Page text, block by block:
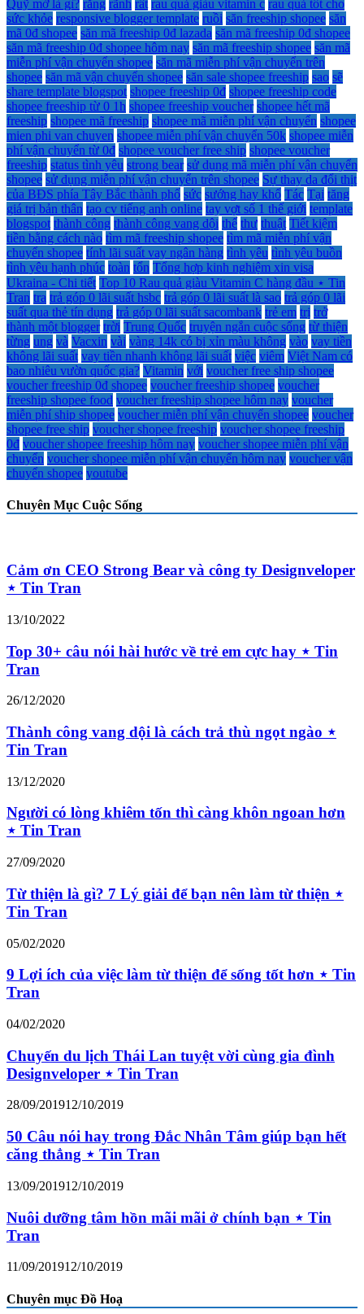
Quỹ mở là gì? răng rãnh rất rau quả giàu vitamin c rau quả tốt cho
sức khỏe responsive blogger template ruồi săn freeship shopee săn
mã 0đ shopee săn mã freeship 0đ lazada săn mã freeship 0đ shopee
săn mã freeship 0đ shopee hôm nay săn mã freeship shopee săn mã
miễn phí vận chuyển shopee săn mã miễn phí vận chuyển trên
shopee săn mã vận chuyển shopee săn sale shopee freeship sao sẽ
share template blogspot shopee freeship 0đ shopee freeship code
shopee freeship từ 0 1h shopee freeship voucher shopee hết mã
freeship shopee mã freeship shopee mã miễn phí vận chuyển shopee
mien phi van chuyen shopee miễn phí vận chuyển 50k shopee miễn
phí vận chuyển từ 0đ shopee voucher free ship shopee voucher
freeship status tình yêu strong bear sử dụng mã miễn phí vận chuyển
shopee sử dụng miễn phí vận chuyển trên shopee Sự thay da đổi thịt
của BĐS phía Tây Bắc thành phố sức sướng hay khổ Tác Tại tăng
giá trị bản thân tạo cv tiếng anh online tay vợt số 1 thế giới template
blogspot thành công thành công vang dội thế thư thuật Tiết kiệm
tiền bằng cách nào tìm mã freeship shopee tìm mã miễn phí vận
chuyển shopee tính lãi suất vay ngân hàng tình yêu tình yêu buồn
tình yêu hạnh phúc toàn tổn Tổng hợp kinh nghiệm xin visa
Ukraina - Chi tiết Top 10 Rau quả giàu Vitamin C hàng đầu ⋆ Tin
Tran tra trả góp 0 lãi suất hsbc trả góp 0 lãi suất là sao trả góp 0 lãi
suất qua thẻ tín dụng trả góp 0 lãi suất sacombank trẻ em trị trở
thành một blogger trời Trung Quốc truyện ngắn cuộc sống từ thiện
từng ung và Vacxin vài vàng 14k có bị xỉn màu không vào vay tiền
không lãi suất vay tiền nhanh không lãi suất việc viêm Việt Nam có
bao nhiêu vườn quốc gia? Vitamin với voucher free ship shopee
voucher freeship 0đ shopee voucher freeship shopee voucher
freeship shopee food voucher freeship shopee hôm nay voucher
miễn phí ship shopee voucher miễn phí vận chuyển shopee voucher
shopee free ship voucher shopee freeship voucher shopee freeship
0đ voucher shopee freeship hôm nay voucher shopee miễn phí vận
chuyển voucher shopee miễn phí vận chuyển hôm nay voucher vận
chuyển shopee youtube
Chuyên Mục Cuộc Sống
Cảm ơn CEO Strong Bear và công ty Designveloper
⋆ Tin Tran
13/10/2022
Top 30+ câu nói hài hước về trẻ em cực hay ⋆ Tin
Tran
26/12/2020
Thành công vang dội là cách trả thù ngọt ngào ⋆
Tin Tran
13/12/2020
Người có lòng khiêm tốn thì càng khôn ngoan hơn
⋆ Tin Tran
27/09/2020
Từ thiện là gì? 7 Lý giải để bạn nên làm từ thiện ⋆
Tin Tran
05/02/2020
9 Lợi ích của việc làm từ thiện để sống tốt hơn ⋆ Tin
Tran
04/02/2020
Chuyến du lịch Thái Lan tuyệt vời cùng gia đình
Designveloper ⋆ Tin Tran
28/09/201912/10/2019
50 Câu nói hay trong Đắc Nhân Tâm giúp bạn hết
căng thẳng ⋆ Tin Tran
13/09/201912/10/2019
Nuôi dưỡng tâm hồn mãi mãi ở chính bạn ⋆ Tin
Tran
11/09/201912/10/2019
Chuyên mục Đồ Hoạ